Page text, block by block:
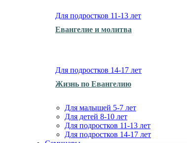
Для подростков 11-13 лет
Евангелие и молитва
Для подростков 14-17 лет
Жизнь по Евангелию
Для малышей 5-7 лет
Для детей 8-10 лет
Для подростков 11-13 лет
Для подростков 14-17 лет